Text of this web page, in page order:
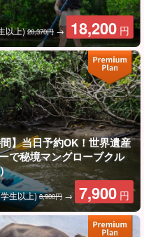
以上)20,370円 → 18,200 円
】当日予約OK！世界遺産
で秘境マングローブクル
生以上)8,900円 → 7,900 円